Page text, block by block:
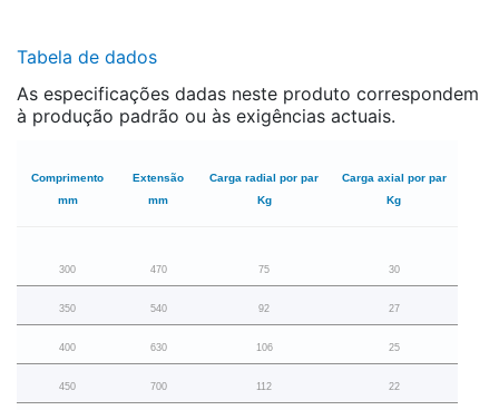
Tabela de dados
As especificações dadas neste produto correspondem
à produção padrão ou às exigências actuais.
Comprimento
mm
Extensão
mm
Carga radial por par
Kg
Carga axial por par
Kg
300 470 75 30
350 540 92 27
400 630 106 25
450 700 112 22